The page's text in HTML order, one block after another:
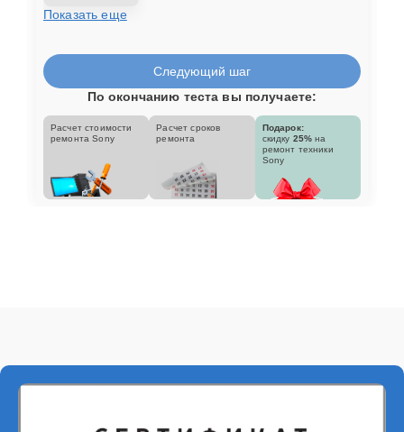
Показать еще
Следующий шаг
По окончанию теста вы получаете:
Расчет стоимости
ремонта Sony
Расчет сроков
ремонта
Подарок:
скидку 25% на
ремонт техники
Sony